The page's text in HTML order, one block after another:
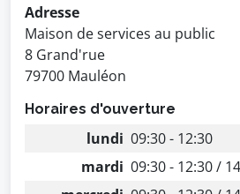
Adresse
Maison de services au public
8 Grand'rue
79700 Mauléon
Horaires d'ouverture
lundi 09:30 - 12:30
mardi 09:30 - 12:30 /